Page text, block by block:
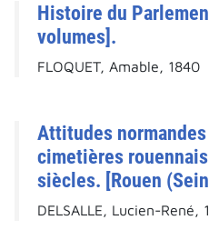
Histoire du
volumes].
FLOQUET, Amable, 1840
Attitudes
cimetières
siècles. [Rouen
DELSALLE, Lucien-René,